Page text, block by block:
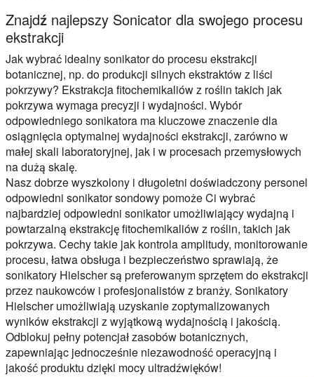
Znajdź najlepszy Sonicator dla swojego procesu
ekstrakcji
Jak wybrać idealny sonikator do procesu ekstrakcji
botanicznej, np. do produkcji silnych ekstraktów z liści
pokrzywy? Ekstrakcja fitochemikaliów z roślin takich jak
pokrzywa wymaga precyzji i wydajności. Wybór
odpowiedniego sonikatora ma kluczowe znaczenie dla
osiągnięcia optymalnej wydajności ekstrakcji, zarówno w
małej skali laboratoryjnej, jak i w procesach przemysłowych
na dużą skalę.
Nasz dobrze wyszkolony i długoletni doświadczony personel
odpowiedni sonikator sondowy pomoże Ci wybrać
najbardziej odpowiedni sonikator umożliwiający wydajną i
powtarzalną ekstrakcję fitochemikaliów z roślin, takich jak
pokrzywa. Cechy takie jak kontrola amplitudy, monitorowanie
procesu, łatwa obsługa i bezpieczeństwo sprawiają, że
sonikatory Hielscher są preferowanym sprzętem do ekstrakcji
przez naukowców i profesjonalistów z branży. Sonikatory
Hielscher umożliwiają uzyskanie zoptymalizowanych
wyników ekstrakcji z wyjątkową wydajnością i jakością.
Odblokuj pełny potencjał zasobów botanicznych,
zapewniając jednocześnie niezawodność operacyjną i
jakość produktu dzięki mocy ultradźwięków!